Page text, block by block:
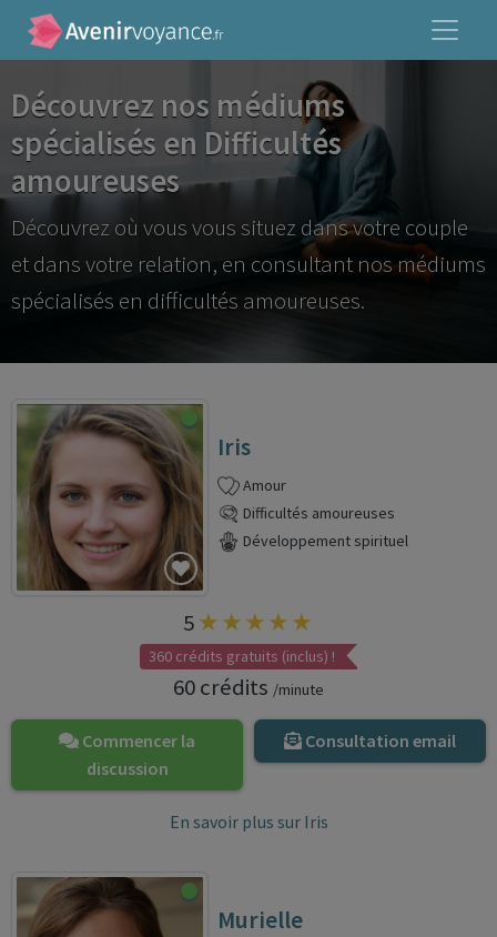
Découvrez nos médiums
spécialisés en Difficultés
amoureuses
Découvrez où vous vous situez dans votre couple
et dans votre relation, en consultant nos médiums
spécialisés en difficultés amoureuses.
Iris
Amour
Difficultés amoureuses
Développement spirituel
5
360 crédits gratuits (inclus) !
60 crédits /minute
Commencer la
discussion
Consultation email
En savoir plus sur Iris
Murielle